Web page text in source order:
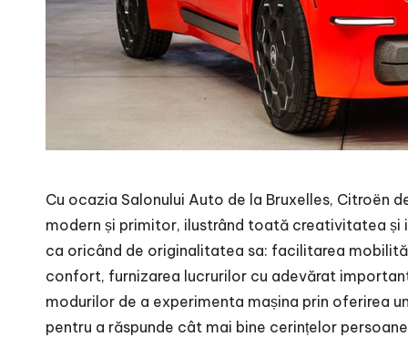
Cu ocazia Salonului Auto de la Bruxelles, Citroën
modern și primitor, ilustrând toată creativitatea și
ca oricând de originalitatea sa: facilitarea
confort, furnizarea lucrurilor cu adevărat
modurilor de a experimenta mașina prin oferirea
pentru a răspunde cât mai bine cerințelor